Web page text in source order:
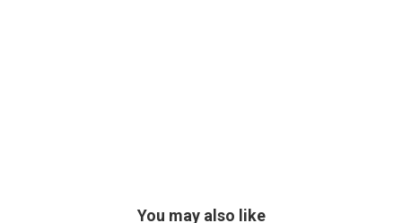
You may also like